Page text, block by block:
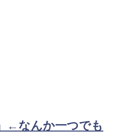
←なんか一つでも